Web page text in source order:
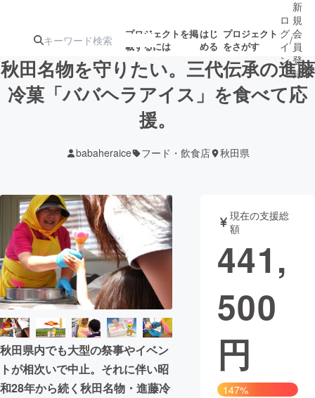
プロジェクトを掲
載するには
はじ
める
プロジェクト
をさがす
注目の新着プロ
テクノロジー・ガジェット
映像・映画 書籍・雑誌
ビジネス・起業 チャレンジ
まちづくり・地域活性化
CAMPFIRE for Social Good
CAMPFIRE Creation
ロ
グ
イ
ン
/
新
規
会
員
登
録
秋田名物を守りたい。三代伝承の進藤
冷菓「ババヘラアイス」を食べて応
援。
babaheraice フード・飲食店 秋田県
秋田県内でも大型の祭事やイベン
トが相次いで中止。それに伴い昭
和28年から続く秋田名物・進藤冷
現在の支援総
額
441,
500
円
147%